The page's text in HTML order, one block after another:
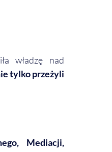
władzę nad
tylko przeżyli
Mediacji,